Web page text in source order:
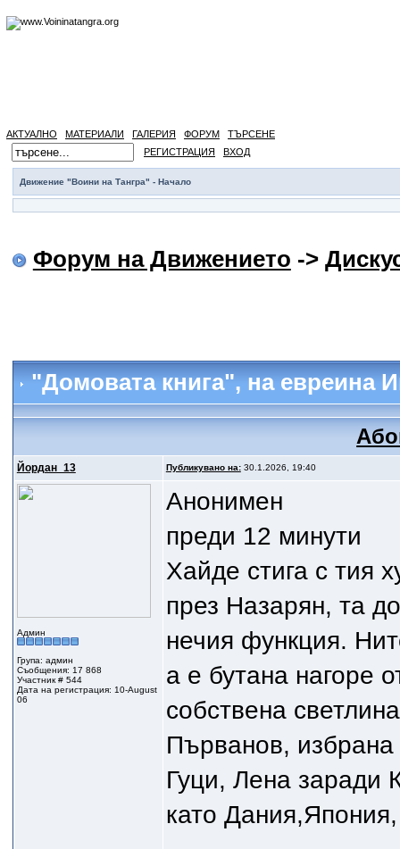
АКТУАЛНО МАТЕРИАЛИ ГАЛЕРИЯ ФОРУМ
ТЪРСЕНЕ
РЕГИСТРАЦИЯ
ВХОД
Движение "Воини на Тангра" - Начало
Форум на Движението ->
"Домовата книга", на евреина
Йордан_13 Публикувано на:30.1.2026, 19:40
Админ
Група: админ
Съобщения: 17 868
Участник # 544
Дата на регистрация: 10-August
06
Анонимен
преди 12 минути
Хайде стига с тия
през Назарян, та
нечия функция.
а е бутана нагоре
собствена
Първанов,
Гуци, Лена заради
като